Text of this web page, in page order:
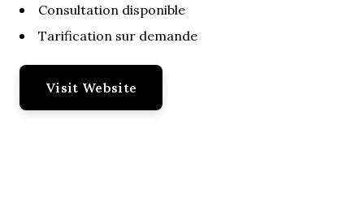
Consultation disponible
Tarification sur demande
Visit Website